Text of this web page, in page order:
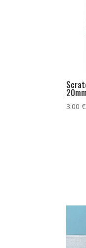
20mm
3.00€